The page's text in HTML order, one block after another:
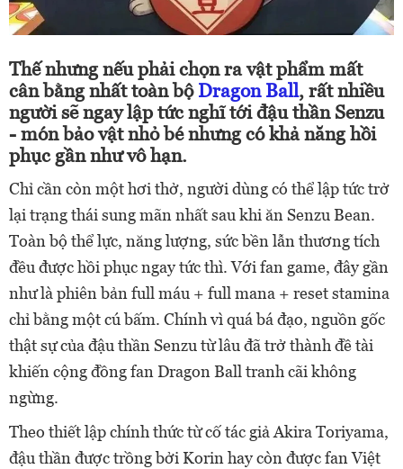
Thế nhưng nếu phải chọn ra vật phẩm mất
cân bằng nhất toàn bộ Dragon Ball, rất nhiều
người sẽ ngay lập tức nghĩ tới đậu thần Senzu
- món bảo vật nhỏ bé nhưng có khả năng hồi
phục gần như vô hạn.
Chỉ cần còn một hơi thở, người dùng có thể lập tức trở
lại trạng thái sung mãn nhất sau khi ăn Senzu Bean.
Toàn bộ thể lực, năng lượng, sức bền lẫn thương tích
đều được hồi phục ngay tức thì. Với fan game, đây gần
như là phiên bản full máu + full mana + reset stamina
chỉ bằng một cú bấm. Chính vì quá bá đạo, nguồn gốc
thật sự của đậu thần Senzu từ lâu đã trở thành đề tài
khiến cộng đồng fan Dragon Ball tranh cãi không
ngừng.
Theo thiết lập chính thức từ cố tác giả Akira Toriyama,
đậu thần được trồng bởi Korin hay còn được fan Việt